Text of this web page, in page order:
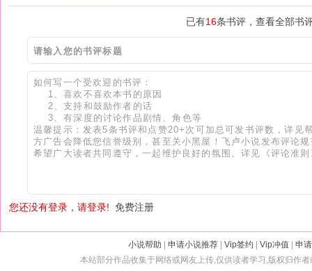
已有16条书评，查看全部书
您还没有登录，请登录! 免费注册
小说帮助 | 申请小说推荐| Vip签约 | Vip冲值 | 申
本站部分作品收集于网络或网友上传,仅供读者学习,版权归作